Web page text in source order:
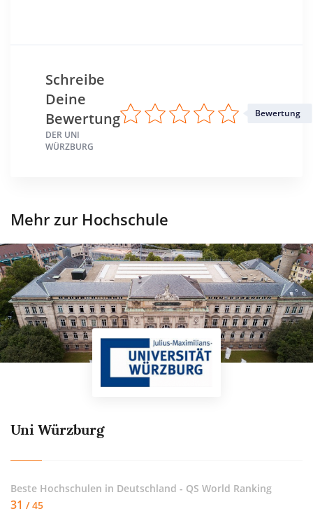
Schreibe
Deine
Bewertung
DER UNI
WÜRZBURG
Bewertung
Mehr zur Hochschule
Uni Würzburg
Beste Hochschulen in Deutschland - QS World Ranking
31 / 45